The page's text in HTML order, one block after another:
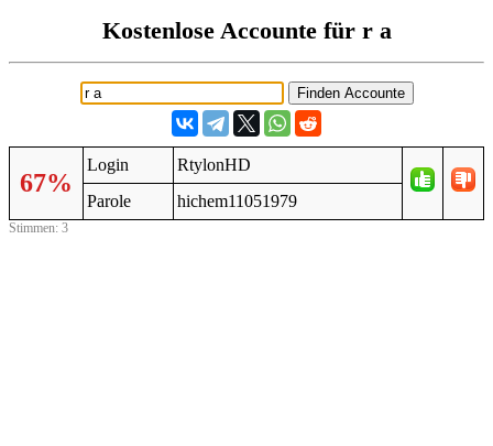
Kostenlose Accounte für r a
67%
Login
RtylonHD
Parole
hichem11051979
Stimmen: 3